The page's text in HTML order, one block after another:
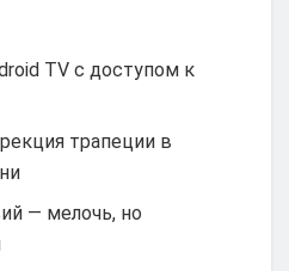
TV с доступом к
трапеции в
— мелочь, но